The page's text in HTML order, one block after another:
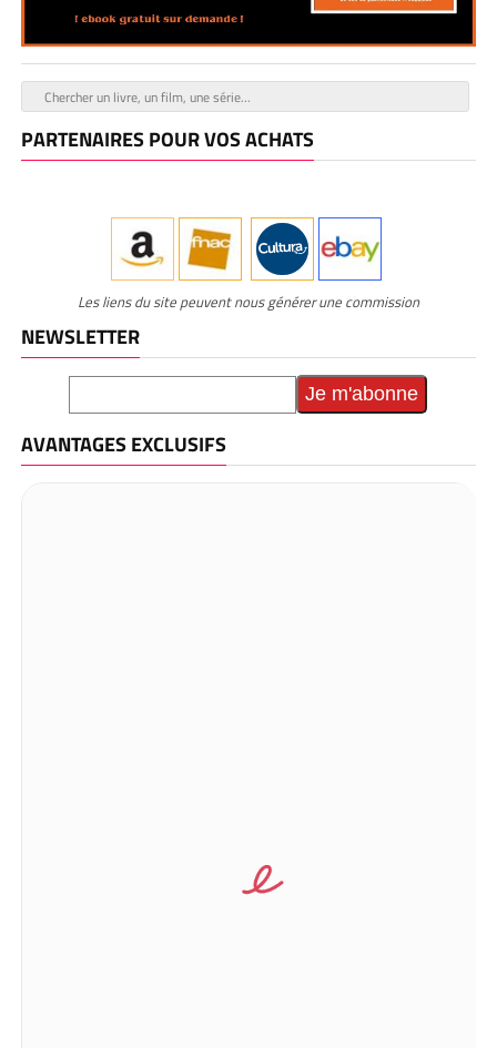
PARTENAIRES POUR VOS ACHATS
Les liens du site peuvent nous générer une commission
NEWSLETTER
AVANTAGES EXCLUSIFS